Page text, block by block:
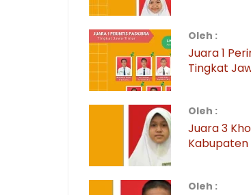
Oleh :
Juara 1
Tingkat
Oleh :
Juara 3
Kabupaten
Oleh :